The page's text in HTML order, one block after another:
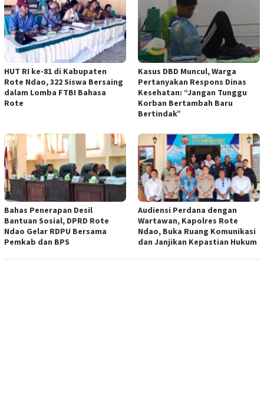
HUT RI ke-81 di Kabupaten
Rote Ndao, 322 Siswa Bersaing
dalam Lomba FTBI Bahasa
Rote
Kasus DBD Muncul, Warga
Pertanyakan Respons Dinas
Kesehatan: “Jangan Tunggu
Korban Bertambah Baru
Bertindak”
Bahas Penerapan Desil
Bantuan Sosial, DPRD Rote
Ndao Gelar RDPU Bersama
Pemkab dan BPS
Audiensi Perdana dengan
Wartawan, Kapolres Rote
Ndao, Buka Ruang Komunikasi
dan Janjikan Kepastian Hukum